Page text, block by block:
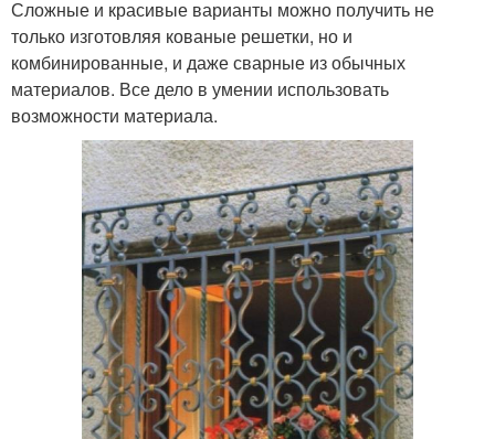
Сложные и красивые варианты можно получить не
только изготовляя кованые решетки, но и
комбинированные, и даже сварные из обычных
материалов. Все дело в умении использовать
возможности материала.